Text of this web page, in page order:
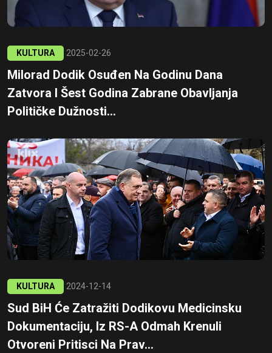
KULTURA 2025-02-26
Milorad Dodik Osuđen Na Godinu Dana
Zatvora I Šest Godina Zabrane Obavljanja
Političke Dužnosti...
KULTURA 2024-12-14
Sud BiH Će Zatražiti Dodikovu Medicinsku
Dokumentaciju, Iz RS-A Odmah Krenuli
Otvoreni Pritisci Na Prav...